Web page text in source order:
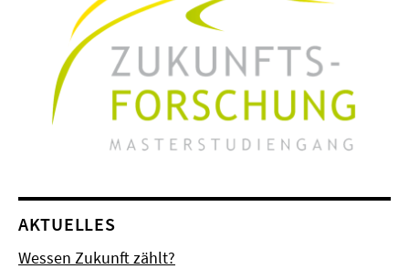
AKTUELLES
Wessen Zukunft zählt?